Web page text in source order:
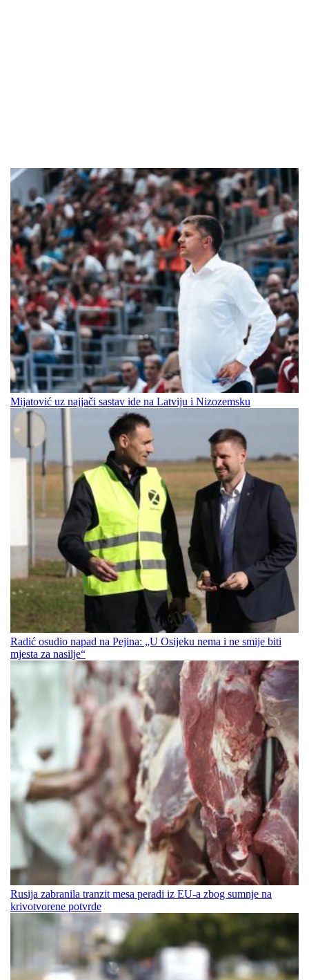
Mijatović uz najjači sastav ide na Latviju i Nizozemsku
Radić osudio napad na Pejina: „U Osijeku nema i ne smije biti
mjesta za nasilje“
Rusija zabranila tranzit mesa peradi iz EU-a zbog sumnje na
krivotvorene potvrde